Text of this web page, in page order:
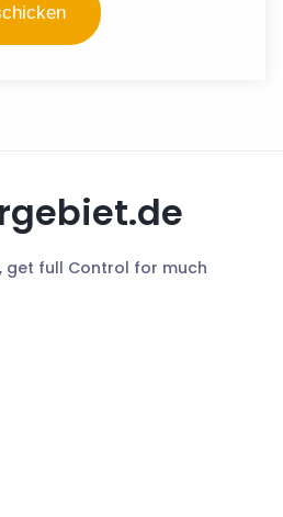
get full Control for much